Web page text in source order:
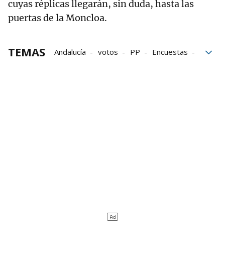
cuyas réplicas llegarán, sin duda, hasta las
puertas de la Moncloa.
TEMAS Andalucía votos PP
Encuestas